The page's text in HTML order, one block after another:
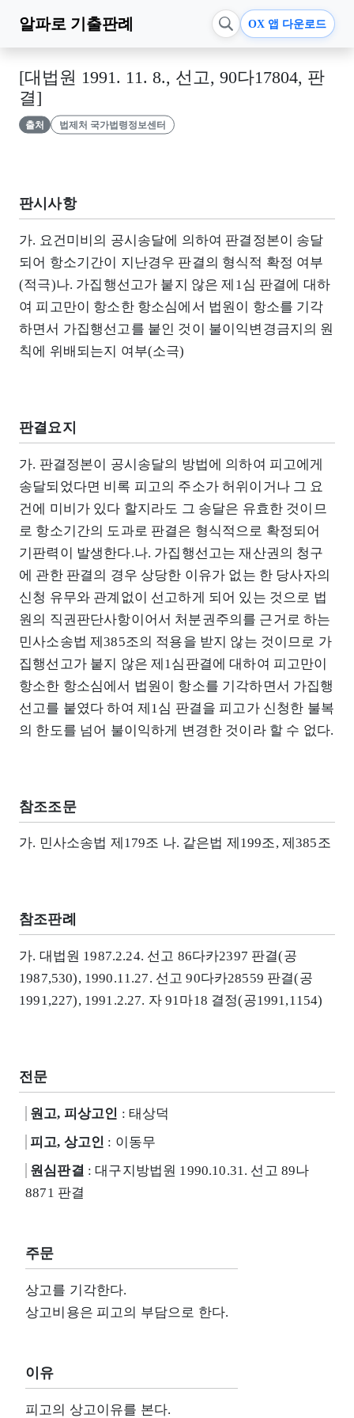
알파로 기출판례 OX 앱 다운로드
[대법원 1991. 11. 8., 선고, 90다17804, 판
결]
출처 법제처 국가법령정보센터
판시사항
가. 요건미비의 공시송달에 의하여 판결정본이 송달
되어 항소기간이 지난경우 판결의 형식적 확정 여부
(적극)나. 가집행선고가 붙지 않은 제1심 판결에 대하
여 피고만이 항소한 항소심에서 법원이 항소를 기각
하면서 가집행선고를 붙인 것이 불이익변경금지의 원
칙에 위배되는지 여부(소극)
판결요지
가. 판결정본이 공시송달의 방법에 의하여 피고에게
송달되었다면 비록 피고의 주소가 허위이거나 그 요
건에 미비가 있다 할지라도 그 송달은 유효한 것이므
로 항소기간의 도과로 판결은 형식적으로 확정되어
기판력이 발생한다.나. 가집행선고는 재산권의 청구
에 관한 판결의 경우 상당한 이유가 없는 한 당사자의
신청 유무와 관계없이 선고하게 되어 있는 것으로 법
원의 직권판단사항이어서 처분권주의를 근거로 하는
민사소송법 제385조의 적용을 받지 않는 것이므로 가
집행선고가 붙지 않은 제1심판결에 대하여 피고만이
항소한 항소심에서 법원이 항소를 기각하면서 가집행
선고를 붙였다 하여 제1심 판결을 피고가 신청한 불복
의 한도를 넘어 불이익하게 변경한 것이라 할 수 없다.
참조조문
가. 민사소송법 제179조 나. 같은법 제199조, 제385조
참조판례
가. 대법원 1987.2.24. 선고 86다카2397 판결(공
1987,530), 1990.11.27. 선고 90다카28559 판결(공
1991,227), 1991.2.27. 자 91마18 결정(공1991,1154)
전문
원고, 피상고인 : 태상덕
피고, 상고인 : 이동무
원심판결 : 대구지방법원 1990.10.31. 선고 89나
8871 판결
주문
상고를 기각한다.
상고비용은 피고의 부담으로 한다.
이유
피고의 상고이유를 본다.